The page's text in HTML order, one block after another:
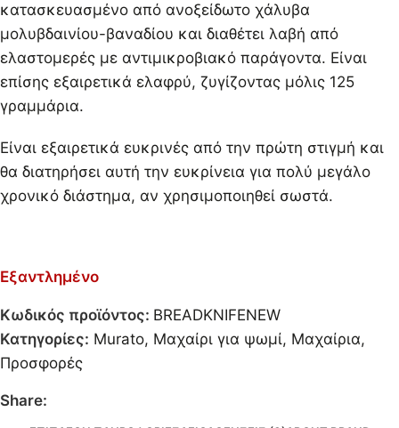
κατασκευασμένο από ανοξείδωτο χάλυβα
μολυβδαινίου-βαναδίου και διαθέτει λαβή από
ελαστομερές με αντιμικροβιακό παράγοντα. Είναι
επίσης εξαιρετικά ελαφρύ, ζυγίζοντας μόλις 125
γραμμάρια.
Είναι εξαιρετικά ευκρινές από την πρώτη στιγμή και
θα διατηρήσει αυτή την ευκρίνεια για πολύ μεγάλο
χρονικό διάστημα, αν χρησιμοποιηθεί σωστά.
Εξαντλημένο
Κωδικός προϊόντος: BREADKNIFENEW
Κατηγορίες: Murato, Μαχαίρι για ψωμί, Μαχαίρια,
Προσφορές
Share: